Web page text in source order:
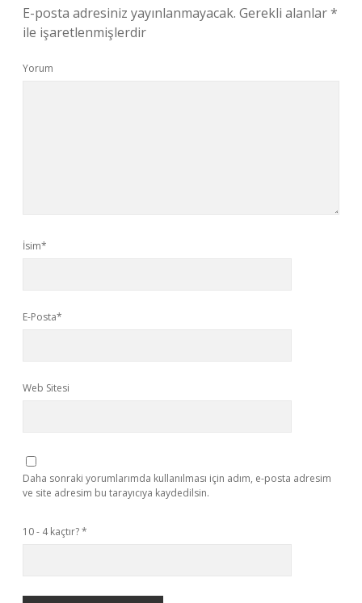
E-posta adresiniz yayınlanmayacak. Gerekli alanlar*
ile işaretlenmişlerdir
Yorum
İsim*
E-Posta*
Web Sitesi
Daha sonraki yorumlarımda kullanılması için adım, e-posta adresim
ve site adresim bu tarayıcıya kaydedilsin.
10 - 4 kaçtır?*